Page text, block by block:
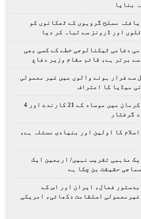
بنایا
مسلح گروہوں کے ٹھکانوں کو
اور ڈرونز سے تباہ کر دیا
دفاعی ٹیکنالوجی خطے کے کسی بھی
برتر ہے، قائم مقام وزیر دفاع
سے فرار ہونے والوں میں غیر معمولی
میڈیا کا اعتراف
ایرانی صوبہ کرمان میں موساد کے 21 کارندے اور 4
گرفتار
کا اولین اور بنیادی مسئلہ ہے،
مذہبی تقریب نہیں/ اربعین ایک
حقیقت بن چکا ہے
بدستور فعال، ایران اور اس کے
غیرمعمولی استقامت دکھائی، امریکی